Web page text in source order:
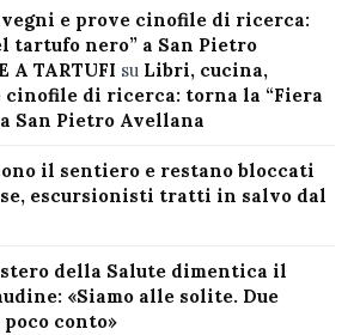
e prove cinofile di ricerca:
tartufo nero” a San Pietro
A TARTUFI su Libri, cucina,
cinofile di ricerca: torna la “Fiera
San Pietro Avellana
il sentiero e restano bloccati
escursionisti tratti in salvo dal
della Salute dimentica il
«Siamo alle solite. Due
conto»